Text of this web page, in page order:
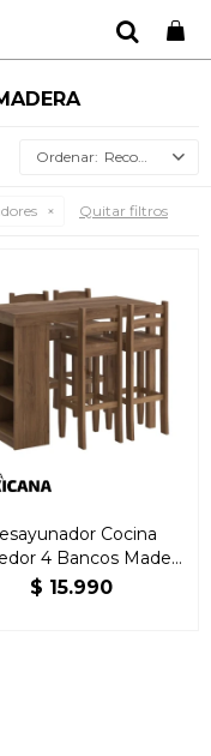
Recomendados
Quitar filtros
Cocina
4 Bancos Madera
Nogal
$ 15.990